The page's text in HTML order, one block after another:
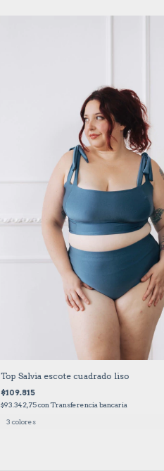
Top Salvia escote cuadrado liso
$109.815
$93.342,75con Transferencia bancaria
3 colores